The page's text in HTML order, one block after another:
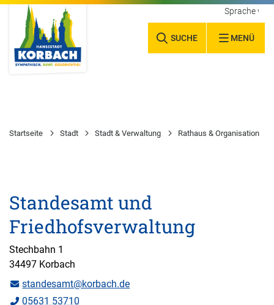
SUCHE MENÜ
Sprache
Startseite Stadt Stadt & Verwaltung Rathaus & Organisation
Standesamt und
Friedhofsverwaltung
Stechbahn 1
34497 Korbach
standesamt@korbach.de
05631 53710